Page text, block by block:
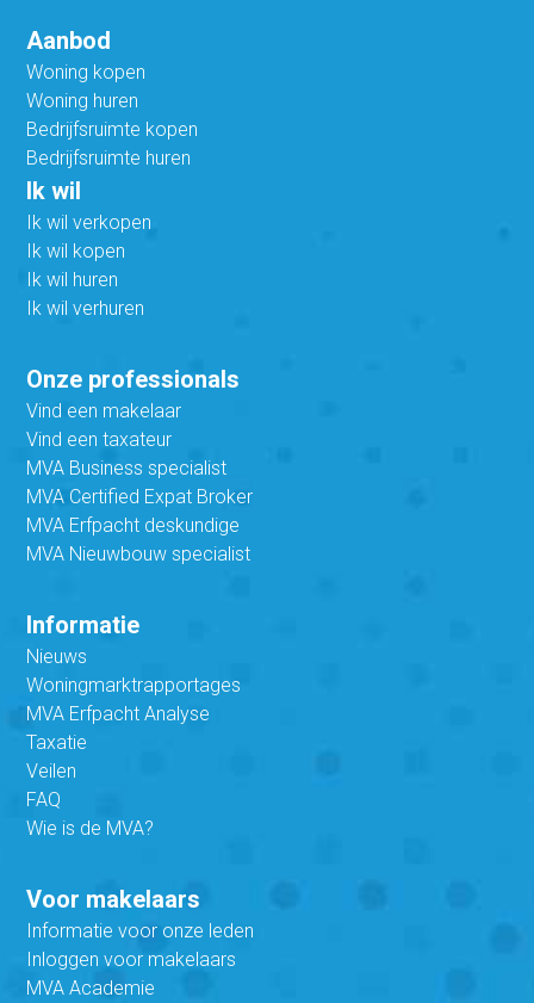
Aanbod
Woning kopen
Woning huren
Bedrijfsruimte kopen
Bedrijfsruimte huren
Ik wil
Ik wil verkopen
Ik wil kopen
Ik wil huren
Ik wil verhuren
Onze professionals
Vind een makelaar
Vind een taxateur
MVA Business specialist
MVA Certified Expat Broker
MVA Erfpacht deskundige
MVA Nieuwbouw specialist
Informatie
Nieuws
Woningmarktrapportages
MVA Erfpacht Analyse
Taxatie
Veilen
FAQ
Wie is de MVA?
Voor makelaars
Informatie voor onze leden
Inloggen voor makelaars
MVA Academie